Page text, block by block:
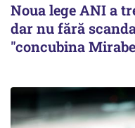
Noua lege ANI a
dar nu fără
"concubina